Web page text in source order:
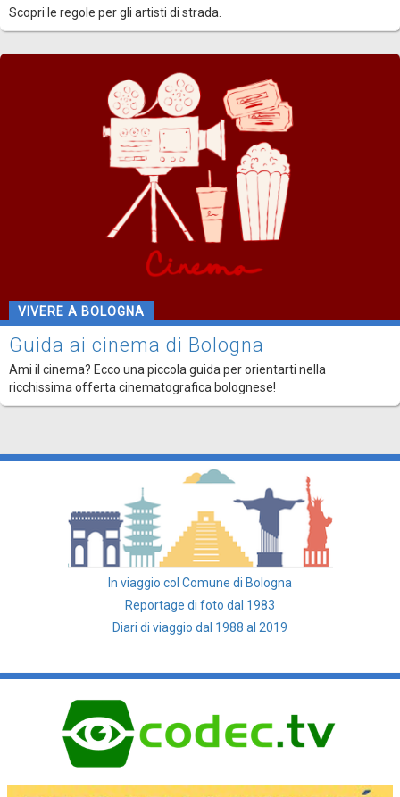
Scopri le regole per gli artisti di strada.
VIVERE A BOLOGNA
Guida ai cinema di Bologna
Ami il cinema? Ecco una piccola guida per orientarti nella
ricchissima offerta cinematografica bolognese!
In viaggio col Comune di Bologna
Reportage di foto dal 1983
Diari di viaggio dal 1988 al 2019